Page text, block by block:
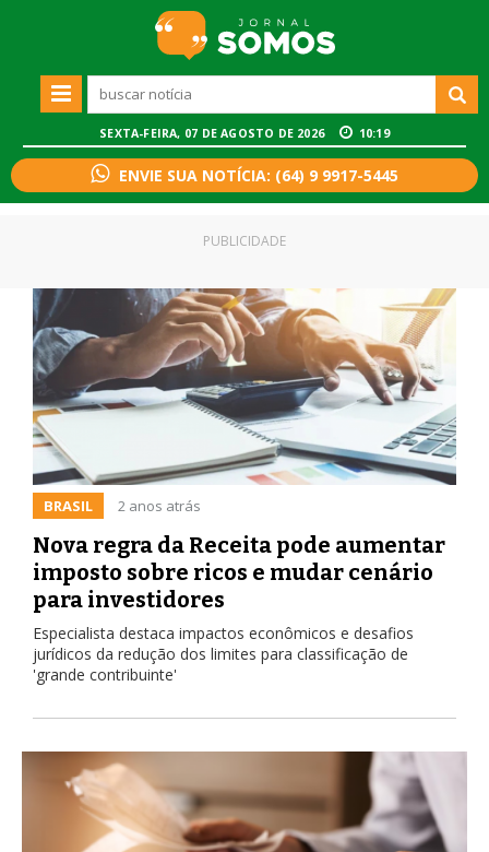
SEXTA-FEIRA, 07 DE AGOSTO DE 2026 10:19
ENVIE SUA NOTÍCIA: (64) 9 9917-5445
BRASIL 2 anos atrás
Nova regra da Receita pode aumentar
imposto sobre ricos e mudar cenário
para investidores
Especialista destaca impactos econômicos e desafios
jurídicos da redução dos limites para classificação de
'grande contribuinte'
PUBLICIDADE